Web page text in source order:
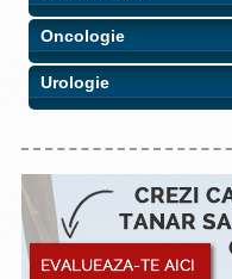
Oncologie
Urologie